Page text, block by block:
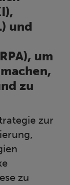
und
um
zu
zur
zu